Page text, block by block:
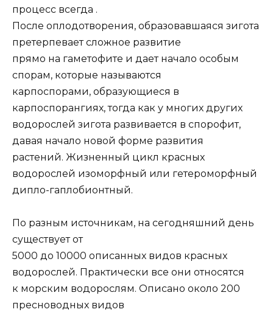
процесс всегда .
После оплодотворения, образовавшаяся зигота
претерпевает сложное развитие
прямо на гаметофите и дает начало особым
спорам, которые называются
карпоспорами, образующиеся в
карпоспорангиях, тогда как у многих других
водорослей зигота развивается в спорофит,
давая начало новой форме развития
растений. Жизненный цикл красных
водорослей изоморфный или гетероморфный
дипло-гаплобионтный.
По разным источникам, на сегодняшний день
существует от
5000 до 10000 описанных видов красных
водорослей. Практически все они относятся
к морским водорослям. Описано около 200
пресноводных видов